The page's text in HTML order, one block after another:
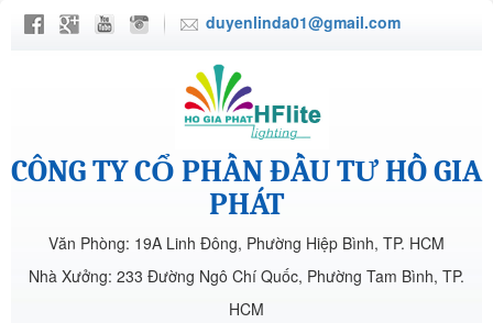
duyenlinda01@gmail.com
CÔNG TY CỔ PHẦN ĐẦU TƯ HỒ GIA
PHÁT
Văn Phòng: 19A Linh Đông, Phường Hiệp Bình, TP. HCM
Nhà Xưởng: 233 Đường Ngô Chí Quốc, Phường Tam Bình, TP.
HCM